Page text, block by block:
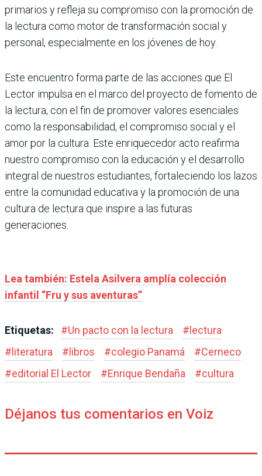
primarios y refleja su compromiso con la promoción de
la lectura como motor de transformación social y
personal, especialmente en los jóvenes de hoy.
Este encuentro forma parte de las acciones que El
Lector impulsa en el marco del proyecto de fomento de
la lectura, con el fin de promover valores esenciales
como la responsabilidad, el compromiso social y el
amor por la cultura. Este enriquecedor acto reafirma
nuestro compromiso con la educación y el desarrollo
integral de nuestros estudiantes, fortaleciendo los lazos
entre la comunidad educativa y la promoción de una
cultura de lectura que inspire a las futuras
generaciones.
Lea también: Estela Asilvera amplía colección
infantil “Fru y sus aventuras”
Etiquetas: #Un pacto con la lectura #lectura
#literatura #libros #colegio Panamá #Cerneco
#editorial El Lector #Enrique Bendaña #cultura
Déjanos tus comentarios en Voiz